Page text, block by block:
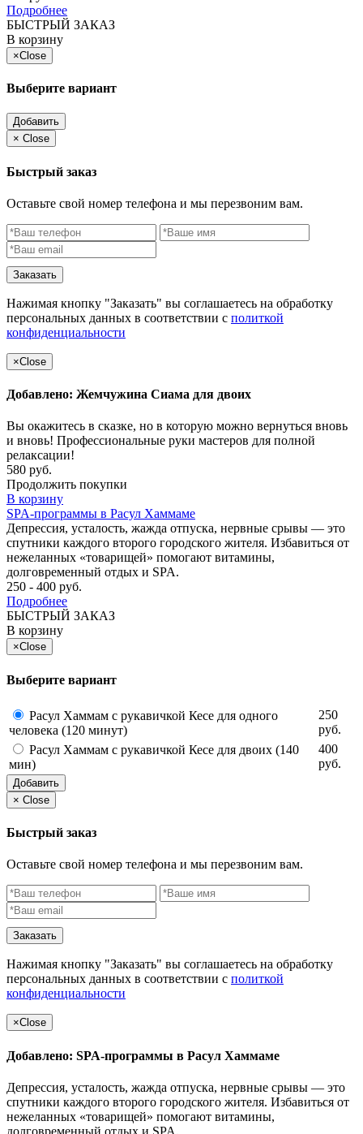
Подробнее
БЫСТРЫЙ ЗАКАЗ
В корзину
×Close
Выберите вариант
Добавить
× Close
Быстрый заказ
Оставьте свой номер телефона и мы перезвоним вам.
Заказать
Нажимая кнопку "Заказать" вы соглашаетесь на обработку
персональных данных в соответствии с политкой
конфиденциальности
×Close
Добавлено: Жемчужина Сиама для двоих
Вы окажитесь в сказке, но в которую можно вернуться вновь
и вновь! Профессиональные руки мастеров для полной
релаксации!
580 руб.
Продолжить покупки
В корзину
SPA-программы в Расул Хаммаме
Депрессия, усталость, жажда отпуска, нервные срывы — это
спутники каждого второго городского жителя. Избавиться от
нежеланных «товарищей» помогают витамины,
долговременный отдых и SPA.
250 - 400 руб.
Подробнее
БЫСТРЫЙ ЗАКАЗ
В корзину
×Close
Выберите вариант
Расул Хаммам с рукавичкой Кесе для одного
человека (120 минут)
250
руб.
Расул Хаммам с рукавичкой Кесе для двоих (140
мин)
400
руб.
Добавить
× Close
Быстрый заказ
Оставьте свой номер телефона и мы перезвоним вам.
Заказать
Нажимая кнопку "Заказать" вы соглашаетесь на обработку
персональных данных в соответствии с политкой
конфиденциальности
×Close
Добавлено: SPA-программы в Расул Хаммаме
Депрессия, усталость, жажда отпуска, нервные срывы — это
спутники каждого второго городского жителя. Избавиться от
нежеланных «товарищей» помогают витамины,
долговременный отдых и SPA.